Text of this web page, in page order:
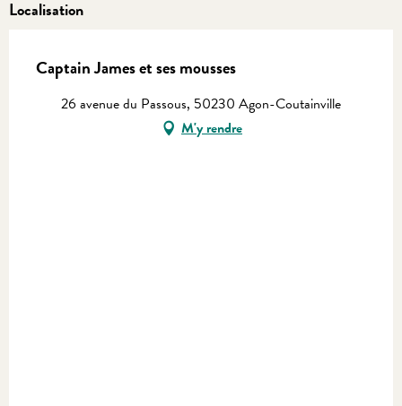
Localisation
Captain James et ses mousses
26 avenue du Passous, 50230 Agon-Coutainville
M'y rendre